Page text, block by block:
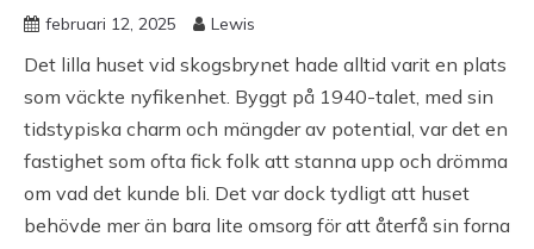
februari 12, 2025 Lewis
Det lilla huset vid skogsbrynet hade alltid varit en plats
som väckte nyfikenhet. Byggt på 1940-talet, med sin
tidstypiska charm och mängder av potential, var det en
fastighet som ofta fick folk att stanna upp och drömma
om vad det kunde bli. Det var dock tydligt att huset
behövde mer än bara lite omsorg för att återfå sin forna